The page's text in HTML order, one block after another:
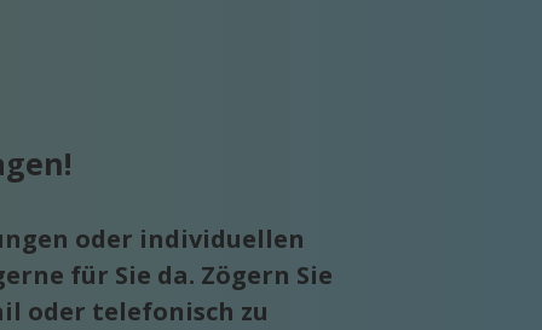
oder individuellen
für Sie da. Zögern Sie
oder telefonisch zu